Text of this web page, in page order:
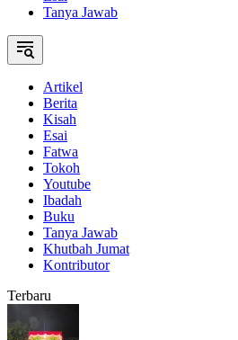
Tanya Jawab
Artikel
Berita
Kisah
Esai
Fatwa
Tokoh
Youtube
Ibadah
Buku
Tanya Jawab
Khutbah Jumat
Kontributor
Terbaru